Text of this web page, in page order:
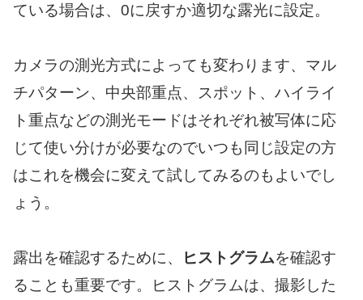
ている場合は、0に戻すか適切な露光に設定。
カメラの測光方式によっても変わります、マル
チパターン、中央部重点、スポット、ハイライ
ト重点などの測光モードはそれぞれ被写体に応
じて使い分けが必要なのでいつも同じ設定の方
はこれを機会に変えて試してみるのもよいでし
ょう。
露出を確認するために、 ヒストグラムを確認す
ることも重要です。ヒストグラムは、撮影した